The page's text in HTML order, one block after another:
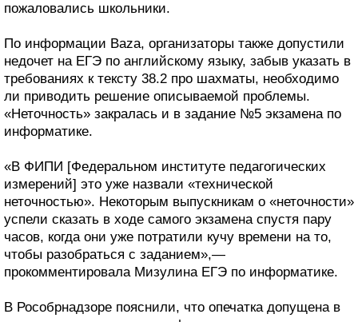
пожаловались школьники.
По информации Baza, организаторы также допустили
недочет на ЕГЭ по английскому языку, забыв указать в
требованиях к тексту 38.2 про шахматы, необходимо
ли приводить решение описываемой проблемы.
«Неточность» закралась и в задание №5 экзамена по
информатике.
«В ФИПИ [Федеральном институте педагогических
измерений] это уже назвали «технической
неточностью». Некоторым выпускникам о «неточности»
успели сказать в ходе самого экзамена спустя пару
часов, когда они уже потратили кучу времени на то,
чтобы разобраться с заданием»,—
прокомментировала Мизулина ЕГЭ по информатике.
В Рособрнадзоре пояснили, что опечатка допущена в